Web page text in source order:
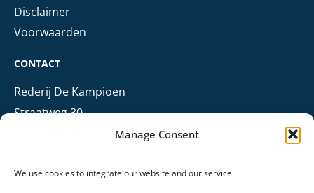
Manage Consent
We use cookies to integrate our website and our service.
Disclaimer
Voorwaarden
CONTACT
Rederij De Kampioen
Straatweg 30
+31 (0)346 724 009